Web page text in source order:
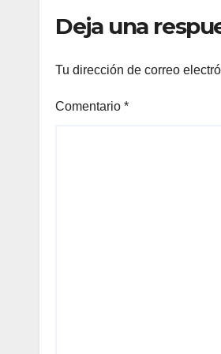
Deja una
Tu dirección de correo
Comentario *